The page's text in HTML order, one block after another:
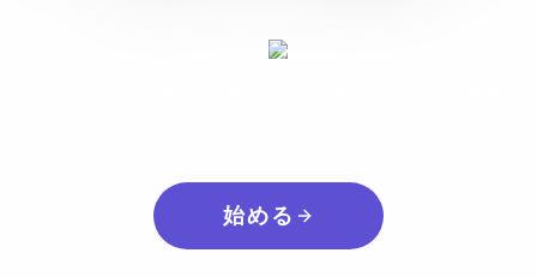
が、オンラインでトップクラスのAI光反射除去ツ
始める